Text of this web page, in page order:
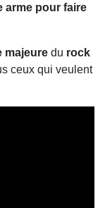
arme pour faire
majeure du rock
ceux qui veulent